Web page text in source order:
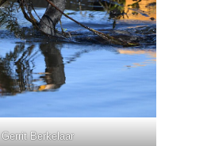
Gerrit Berkelaar